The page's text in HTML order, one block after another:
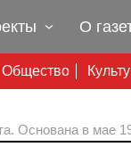
Общество
О
Основана в мае